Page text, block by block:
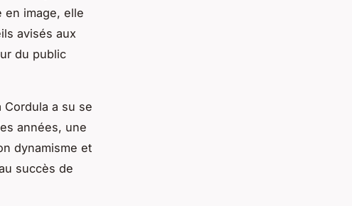
en image, elle
avisés aux
du public
a su se
années, une
dynamisme et
succès de